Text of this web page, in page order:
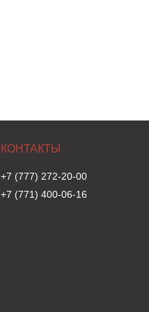
+7 (777) 272-20-00
+7 (771) 400-06-16